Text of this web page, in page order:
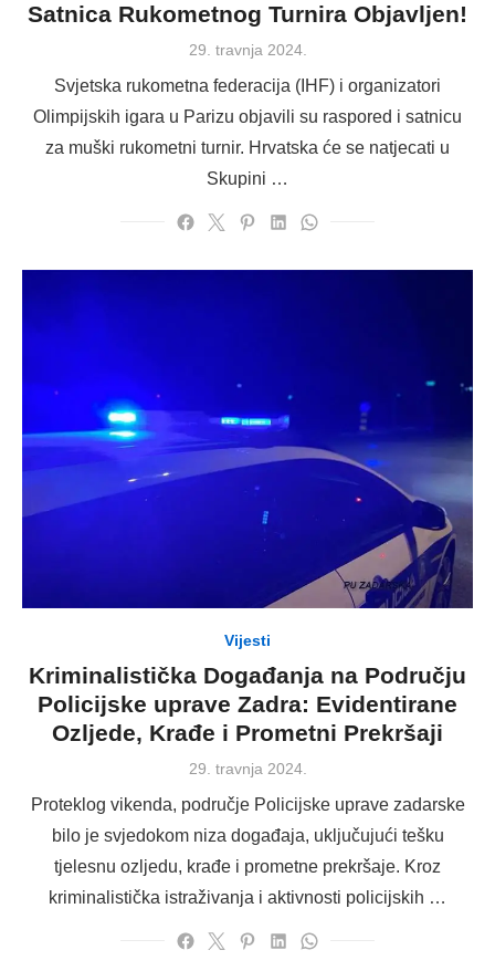
Satnica Rukometnog Turnira Objavljen!
Posted
29. travnja 2024.
Svjetska rukometna federacija (IHF) i organizatori
Olimpijskih igara u Parizu objavili su raspored i satnicu
za muški rukometni turnir. Hrvatska će se natjecati u
Skupini …
Vijesti
Kriminalistička Događanja na Području
Policijske uprave Zadra: Evidentirane
Ozljede, Krađe i Prometni Prekršaji
Posted
29. travnja 2024.
Proteklog vikenda, područje Policijske uprave zadarske
bilo je svjedokom niza događaja, uključujući tešku
tjelesnu ozljedu, krađe i prometne prekršaje. Kroz
kriminalistička istraživanja i aktivnosti policijskih …